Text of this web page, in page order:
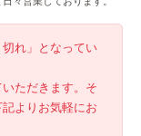
れ」となってい
ただきます。そ
よりお気軽にお